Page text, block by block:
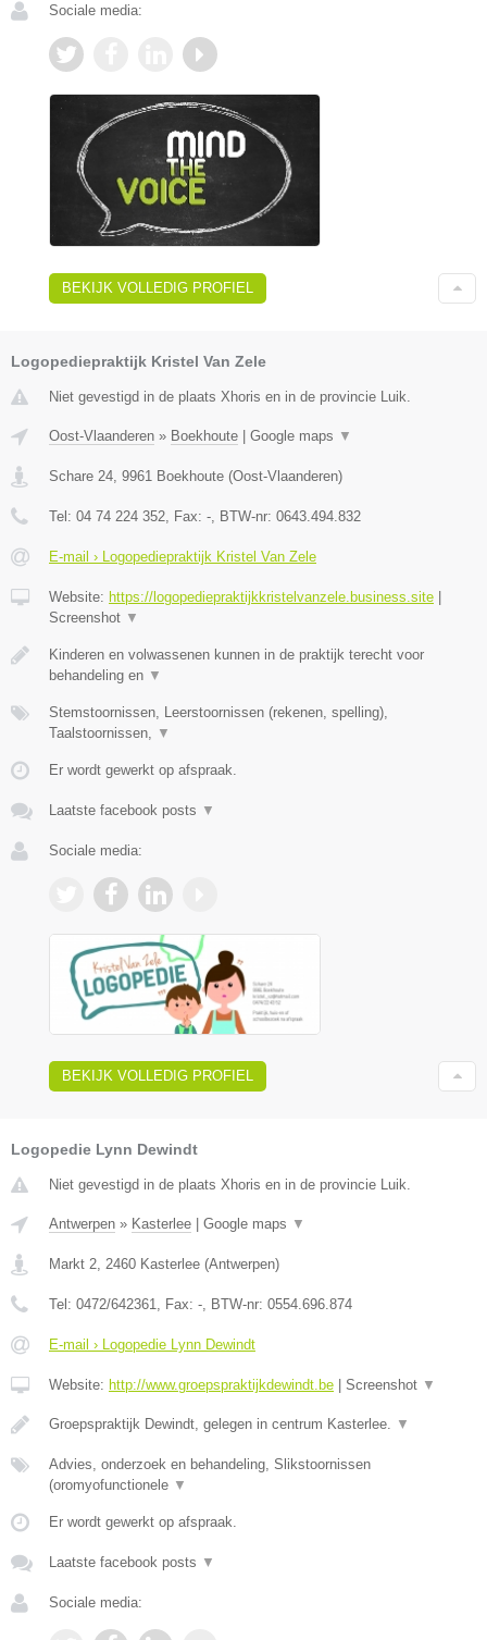
Sociale media:
BEKIJK VOLLEDIG PROFIEL
Logopediepraktijk Kristel Van Zele
Niet gevestigd in de plaats Xhoris en in de provincie Luik.
Oost-Vlaanderen » Boekhoute | Google maps ▼
Schare 24 9961 Boekhoute (Oost-Vlaanderen)
Tel: 04 74 224 352 , Fax: - , BTW-nr: 0643.494.832
E-mail › Logopediepraktijk Kristel Van Zele
Website: https://logopediepraktijkkristelvanzele.business.site |
Screenshot ▼
Kinderen en volwassenen kunnen in de praktijk terecht voor
behandeling en ▼
Stemstoornissen, Leerstoornissen (rekenen, spelling),
Taalstoornissen,
▼
Er wordt gewerkt op afspraak.
Laatste facebook posts ▼
Sociale media:
BEKIJK VOLLEDIG PROFIEL
Logopedie Lynn Dewindt
Niet gevestigd in de plaats Xhoris en in de provincie Luik.
Antwerpen » Kasterlee Google maps ▼
Markt 2 2460 Kasterlee (Antwerpen)
Tel: 0472/642361 , Fax: - , BTW-nr: 0554.696.874
E-mail › Logopedie Lynn Dewindt
Website: http://www.groepspraktijkdewindt.be Screenshot ▼
Groepspraktijk Dewindt, gelegen in centrum Kasterlee. ▼
Advies, onderzoek en behandeling, Slikstoornissen
(oromyofunctionele ▼
Er wordt gewerkt op afspraak.
Laatste facebook posts ▼
Sociale media: